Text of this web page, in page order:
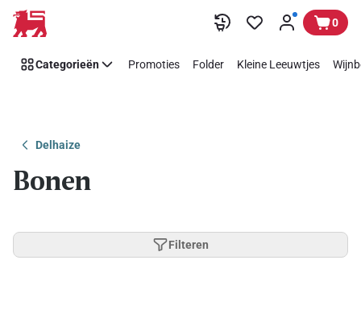
Overslaan 0
Categorieën Promoties Folder Kleine Leeuwtjes
Delhaize
Bonen
Filteren